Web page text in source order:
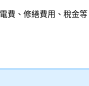
費、修繕費用、稅金等